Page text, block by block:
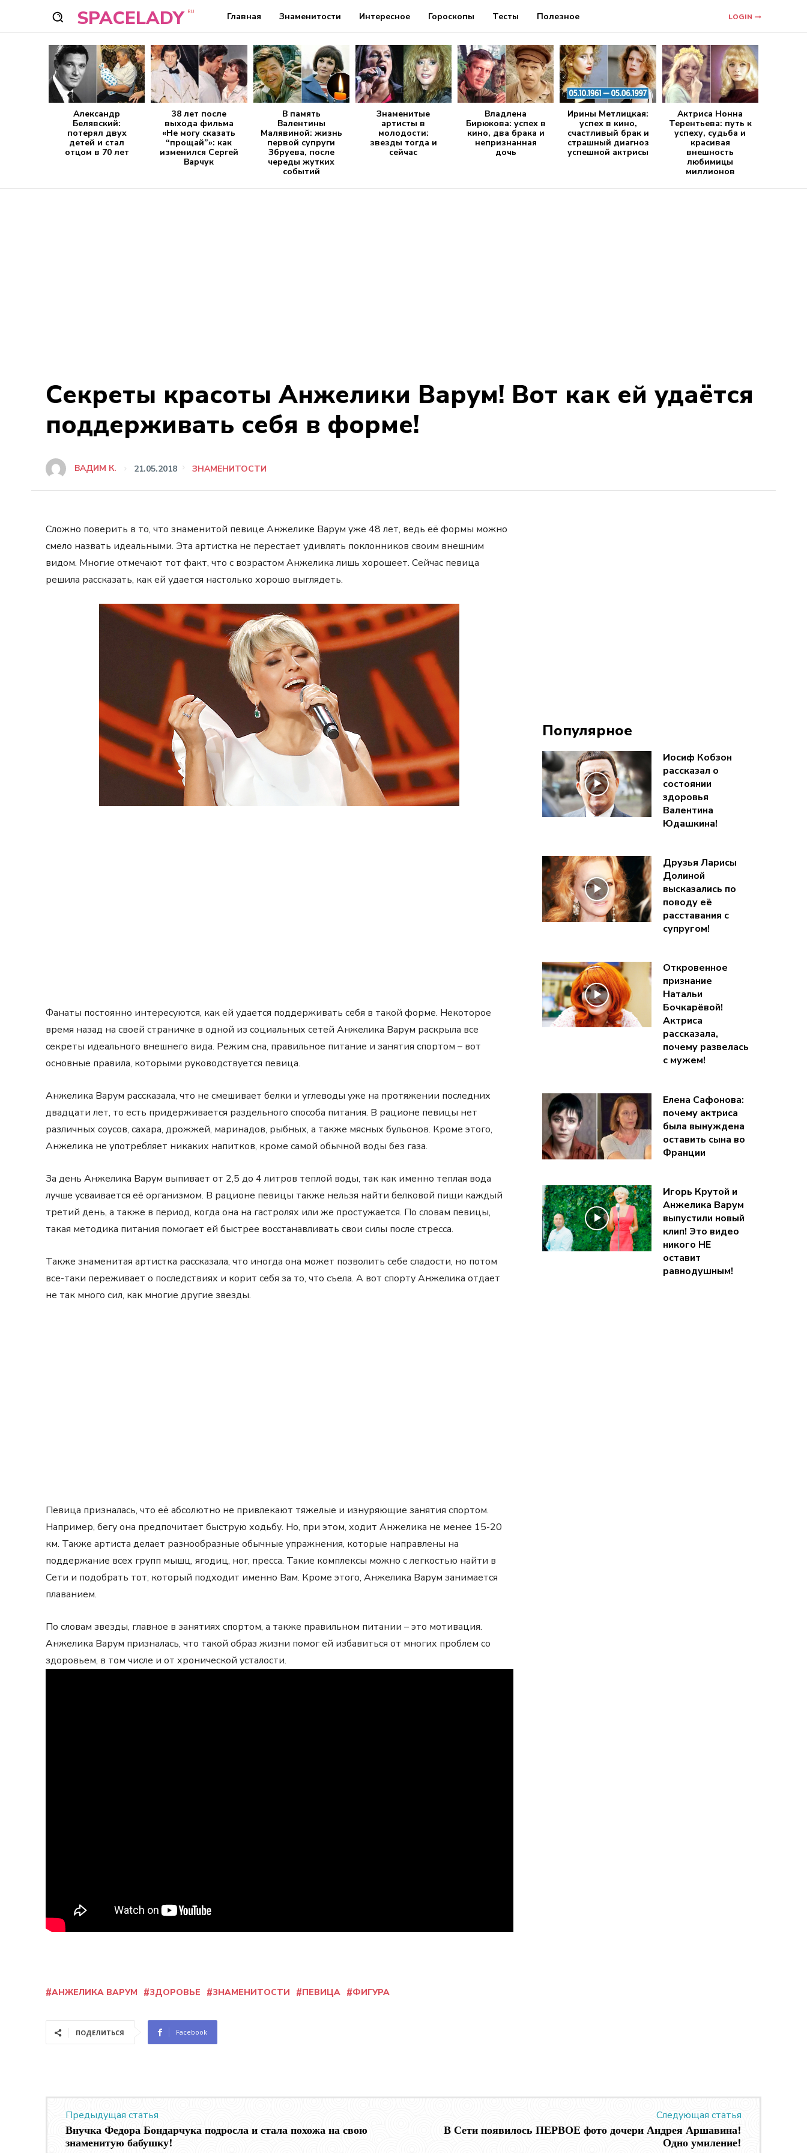
SPACELADY RU Главная Знаменитости Интересное Гороскопы Тесты Полезное LOGIN
Александр
Белявский:
потерял двух
детей и стал
отцом в 70 лет
38 лет после
выхода фильма
«Не могу сказать
“прощай”»: как
изменился Сергей
Варчук
В память
Валентины
Малявиной: жизнь
первой супруги
Збруева, после
череды жутких
событий
Знаменитые
артисты в
молодости:
звезды тогда и
сейчас
Владлена
Бирюкова: успех в
кино, два брака и
непризнанная
дочь
Ирины Метлицкая:
успех в кино,
счастливый брак и
страшный диагноз
успешной актрисы
Актриса Нонна
Терентьева: путь к
успеху, судьба и
красивая
внешность
любимицы
миллионов
Секреты красоты Анжелики Варум! Вот как ей удаётся
поддерживать себя в форме!
ВАДИМ К. 21.05.2018 ЗНАМЕНИТОСТИ
Сложно поверить в то, что знаменитой певице Анжелике Варум уже 48 лет, ведь её формы можно
смело назвать идеальными. Эта артистка не перестает удивлять поклонников своим внешним
видом. Многие отмечают тот факт, что с возрастом Анжелика лишь хорошеет. Сейчас певица
решила рассказать, как ей удается настолько хорошо выглядеть.
Фанаты постоянно интересуются, как ей удается поддерживать себя в такой форме. Некоторое
время назад на своей страничке в одной из социальных сетей Анжелика Варум раскрыла все
секреты идеального внешнего вида. Режим сна, правильное питание и занятия спортом – вот
основные правила, которыми руководствуется певица.
Анжелика Варум рассказала, что не смешивает белки и углеводы уже на протяжении последних
двадцати лет, то есть придерживается раздельного способа питания. В рационе певицы нет
различных соусов, сахара, дрожжей, маринадов, рыбных, а также мясных бульонов. Кроме этого,
Анжелика не употребляет никаких напитков, кроме самой обычной воды без газа.
За день Анжелика Варум выпивает от 2,5 до 4 литров теплой воды, так как именно теплая вода
лучше усваивается её организмом. В рационе певицы также нельзя найти белковой пищи каждый
третий день, а также в период, когда она на гастролях или же простужается. По словам певицы,
такая методика питания помогает ей быстрее восстанавливать свои силы после стресса.
Также знаменитая артистка рассказала, что иногда она может позволить себе сладости, но потом
все-таки переживает о последствиях и корит себя за то, что съела. А вот спорту Анжелика отдает
не так много сил, как многие другие звезды.
Певица призналась, что её абсолютно не привлекают тяжелые и изнуряющие занятия спортом.
Например, бегу она предпочитает быструю ходьбу. Но, при этом, ходит Анжелика не менее 15-20
км. Также артиста делает разнообразные обычные упражнения, которые направлены на
поддержание всех групп мышц, ягодиц, ног, пресса. Такие комплексы можно с легкостью найти в
Сети и подобрать тот, который подходит именно Вам. Кроме этого, Анжелика Варум занимается
плаванием.
По словам звезды, главное в занятиях спортом, а также правильном питании – это мотивация.
Анжелика Варум призналась, что такой образ жизни помог ей избавиться от многих проблем со
здоровьем, в том числе и от хронической усталости.
АНЖЕЛИКА ВАРУМ ЗДОРОВЬЕ ЗНАМЕНИТОСТИ ПЕВИЦА ФИГУРА
ПОДЕЛИТЬСЯ Facebook
Популярное
Иосиф Кобзон
рассказал о
состоянии
здоровья
Валентина
Юдашкина!
Друзья Ларисы
Долиной
высказались по
поводу её
расставания с
супругом!
Откровенное
признание
Натальи
Бочкарёвой!
Актриса
рассказала,
почему развелась
с мужем!
Елена Сафонова:
почему актриса
была вынуждена
оставить сына во
Франции
Игорь Крутой и
Анжелика Варум
выпустили новый
клип! Это видео
никого НЕ
оставит
равнодушным!
Предыдущая статья
Внучка Федора Бондарчука подросла и стала похожа на свою
знаменитую бабушку!
Следующая статья
В Сети появилось ПЕРВОЕ фото дочери Андрея Аршавина!
Одно умиление!